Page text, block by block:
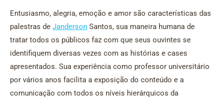
Entusiasmo, alegria, emoção e amor são características das
palestras de Janderson Santos, sua maneira humana de
tratar todos os públicos faz com que seus ouvintes se
identifiquem diversas vezes com as histórias e cases
apresentados. Sua experiência como professor universitário
por vários anos facilita a exposição do conteúdo e a
comunicação com todos os níveis hierárquicos da